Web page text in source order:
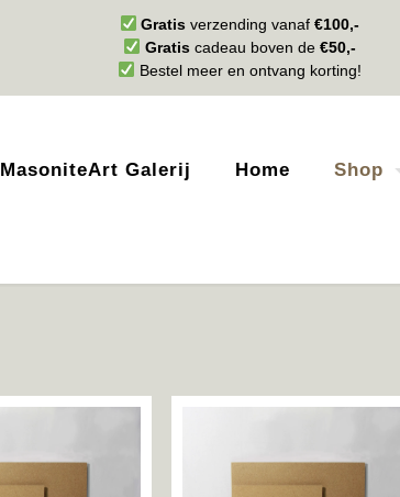
Gratis verzending vanaf€100,-
Gratiscadeau boven de €50,-
Bestel meer en ontvang korting!
MasoniteArt Galerij Home Shop